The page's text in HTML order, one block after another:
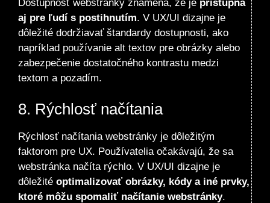
Dostupnosť webstránky znamená, že je prístupná
aj pre ľudí s postihnutím. V UX/UI dizajne je
dôležité dodržiavať štandardy dostupnosti, ako
napríklad používanie alt textov pre obrázky alebo
zabezpečenie dostatočného kontrastu medzi
textom a pozadím.
8. Rýchlosť načítania
Rýchlosť načítania webstránky je dôležitým
faktorom pre UX. Používatelia očakávajú, že sa
webstránka načíta rýchlo. V UX/UI dizajne je
dôležité optimalizovať obrázky, kódy a iné prvky,
ktoré môžu spomaliť načítanie webstránky.